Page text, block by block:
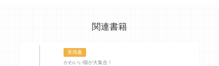
関連書籍
実用書
かわいい猫が大集合！